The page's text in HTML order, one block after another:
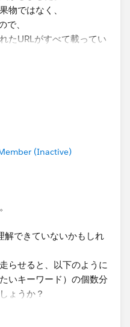
た案に近い気がします
しております。ご参考ま
する。例えば以下の果物
意する。
り、フィルターに置いて
物ではなく、
で、
たURLがすべて載ってい
のセッションでTableau
aaaa.com/appleの
て、業種単位、または会
列をもとに複数選択可能
うものです（現状はパラ
。）。週次でこのデータ
(Inactive)
解できていないかもしれ
らせると、以下のように
いキーワード）の個数分
ょうか？
ッションでいうと、